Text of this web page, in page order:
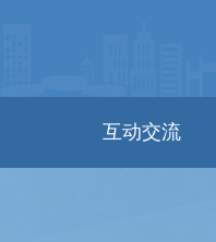
互动交流